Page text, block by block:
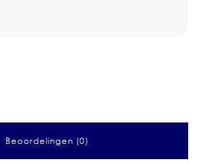
Beoordelingen (0)